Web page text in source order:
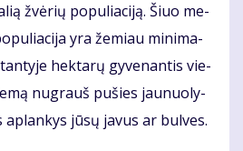
žvė­rių po­pu­lia­ci­ją. Šiuo me­
yra že­miau mi­ni­ma­
hek­ta­rų gy­ve­nan­tis vie­
nu­grauš pu­šies jau­nuo­ly­
ap­lan­kys jū­sų ja­vus ar bul­ves.